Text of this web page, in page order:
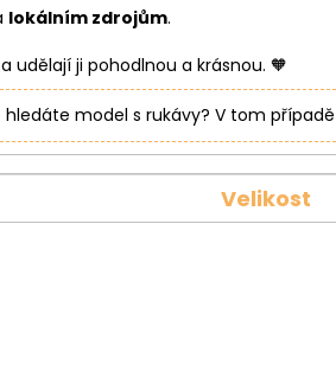
lokálním zdrojům.
udělají ji pohodlnou a krásnou. 🧡
hledáte model s rukávy? V tom
Velikost